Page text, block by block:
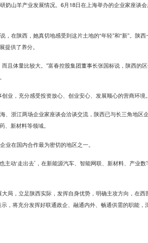
奶山羊产业发展情况。6月18日在上海举办的企业家座谈
，在陕西，她真切地感受到这片土地的“年轻”和“新”。陕
提供了养分。
且体量比较大。”富春控股集团董事长张国标说，陕西的
业，充分感受投资放心、创业安心、发展顺心的营商环境
、浙江两场企业家座谈会洽谈交流，陕西已与长三角地区
、新材料等领域。
业在国内合作最为密切的地区之一。
主动‘走出去’，在新能源汽车、智能网联、新材料、产业
局，立足陕西实际，发挥自身优势，明确主攻方向，在
，将充分发挥好联通政企、融通内外、畅通供需的职能